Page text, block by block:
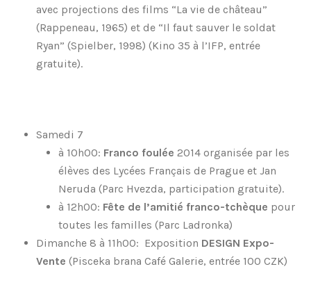
avec projections des films “La vie de château”
(Rappeneau, 1965) et de “Il faut sauver le soldat
Ryan” (Spielber, 1998) (Kino 35 à l’IFP, entrée
gratuite).
Samedi 7
à 10h00: Franco foulée 2014 organisée par les
élèves des Lycées Français de Prague et Jan
Neruda (Parc Hvezda, participation gratuite).
à 12h00: Fête de l’amitié franco-tchèque pour
toutes les familles (Parc Ladronka)
Dimanche 8 à 11h00: Exposition DESIGN Expo-
Vente (Pisceka brana Café Galerie, entrée 100 CZK)